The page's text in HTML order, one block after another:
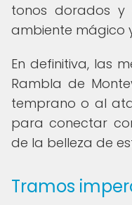
tonos dorados y
ambiente mágico
En definitiva, las
Rambla de
temprano o al
para conectar
de la belleza de
Tramos